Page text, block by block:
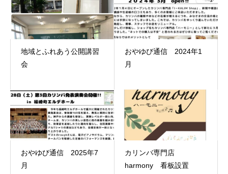
地域とふれあう公開講習
会
おやゆび通信 2024年1
月
おやゆび通信 2025年7
月
カリンバ専門店
harmony 看板設置